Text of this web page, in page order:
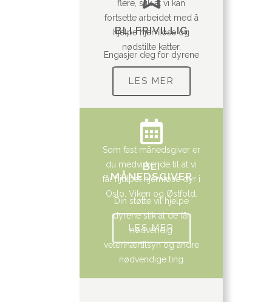
BLI FRIVILLIG
Engasjer deg for dyrene
flere, slik at vi kan
fortsette arbeidet med å
hjelpe hjemløse og
nødstilte katter.
LES MER
BLI
MÅNEDSGIVER
Din støtte vil hjelpe
dyrene slik at de får
nødvendig
veterinærtilsyn og andre
nødvendige ting
Som fast månedsgiver er
du medvirkende til at vi
får hjulpet hjemløse dyr i
Oslo, Viken og Østfold.
LES MER